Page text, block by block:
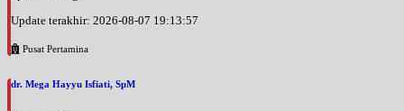
Update terakhir: 2026-08-07 19:13:57
Pusat Pertamina
dr. Mega Hayyu Isfiati, SpM